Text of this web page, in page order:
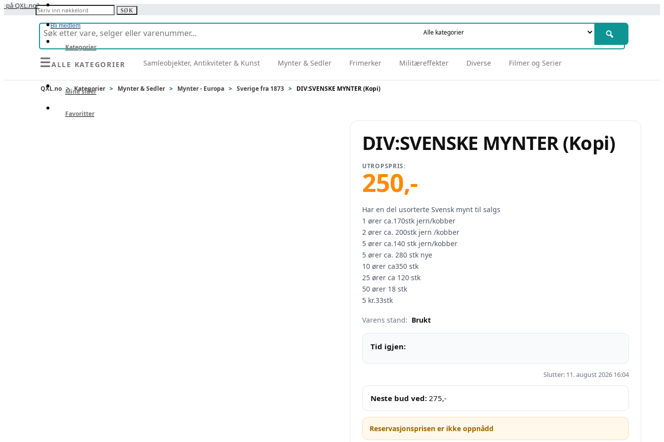
på QXL.no?
Bli medlem
Kategorier
Selg
Mine sider
Favoritter
Søk etter: SØK
☰ALLE KATEGORIER Samleobjekter, Antikviteter & Kunst Mynter & Sedler Frimerker Militæreffekter Diverse Filmer og Serier
QXL.no > Kategorier > Mynter & Sedler > Mynter - Europa > Sverige fra 1873 > DIV:SVENSKE MYNTER (Kopi)
DIV:SVENSKE MYNTER (Kopi)
UTROPSPRIS:
250,-
Har en del usorterte Svensk mynt til salgs
1 ører ca.170stk jern/kobber
2 ører ca. 200stk jern /kobber
5 ører ca.140 stk jern/kobber
5 ører ca. 280 stk nye
10 ører ca350 stk
25 ører ca 120 stk
50 ører 18 stk
5 kr.33stk
Varens stand: Brukt
Tid igjen:
Slutter: 11. august 2026 16:04
Neste bud ved: 275,-
Reservasjonsprisen er ikke oppnådd